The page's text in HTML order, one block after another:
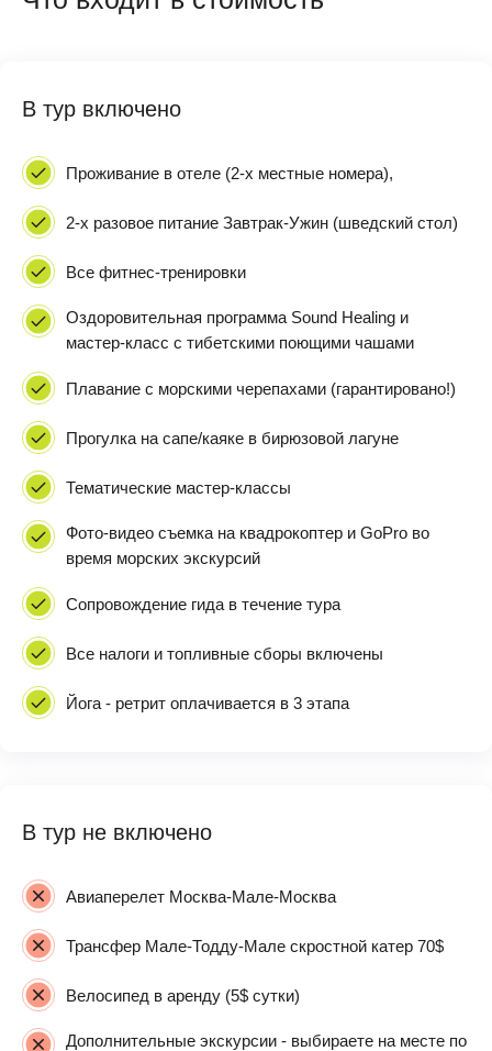
В тур включено
Проживание в отеле (2-х местные номера),
2-х разовое питание Завтрак-Ужин (шведский стол)
Все фитнес-тренировки
Оздоровительная программа Sound Healing и
мастер-класс с тибетскими поющими чашами
Плавание с морскими черепахами (гарантировано!)
Прогулка на сапе/каяке в бирюзовой лагуне
Тематические мастер-классы
Фото-видео съемка на квадрокоптер и GoPro во
время морских экскурсий
Сопровождение гида в течение тура
Все налоги и топливные сборы включены
Йога - ретрит оплачивается в 3 этапа
В тур не включено
Авиаперелет Москва-Мале-Москва
Трансфер Мале-Тодду-Мале скростной катер 70$
Велосипед в аренду (5$ сутки)
Дополнительные экскурсии - выбираете на месте по